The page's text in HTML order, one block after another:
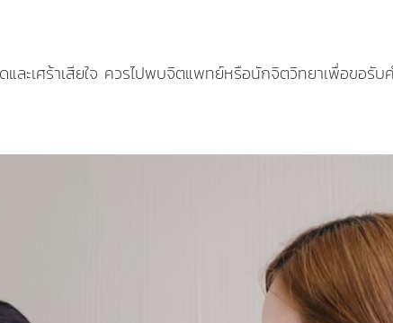
ละเศร้าเสียใจ ควรไปพบจิตแพทย์หรือนักจิตวิทยาเพื่อขอรั